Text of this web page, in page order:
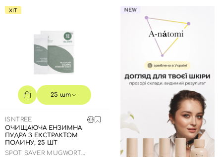
ХІТ
25 шт
ISNTREE
ОЧИЩАЮЧА ЕНЗИМНА
ПУДРА З ЕКСТРАКТОМ
ПОЛИНУ, 25 ШТ
SPOT SAVER MUGWORT